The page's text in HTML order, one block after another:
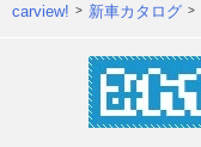
carview! 新車カタログ